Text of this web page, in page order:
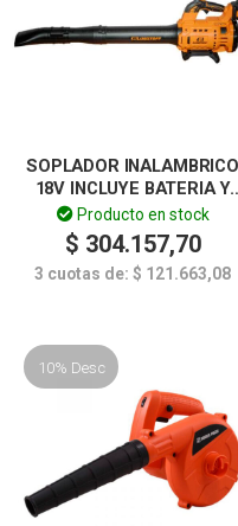
SOPLADOR INALAMBRICO
18V INCLUYE BATERIA Y
CARGADOR LUSQTOFF
Producto en stock
$ 304.157,70
3 cuotas de: $ 121.663,08
10% Desc